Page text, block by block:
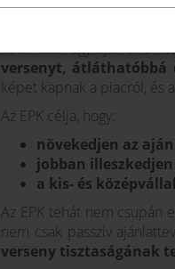
legyen. Az Európai Unió
legtöbb gazdasági
ában csak egy ajánlat
versenyt, átláthatóbbá
képet kapnak a piacról, és
Az EPK célja, hogy:
növekedjen az
jobban
a kis- és
Az EPK tehát nem csupán
nem csak passzív
verseny tisztaságának